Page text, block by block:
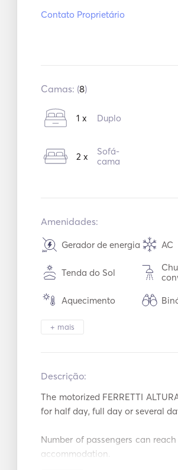
Contato Proprietário
Camas: (8)
1 x Duplo
2 x
Sofá-
cama
Amenidades:
Gerador de energia AC
Tenda do Sol
Aquecimento
Toalete elétrico
Placas quentes
Conexão Aux
Secador de cabelo
+ mais
Descrição:
The motorized FERRETTI
for half day, full day or several
Number of passengers can
accommodation.